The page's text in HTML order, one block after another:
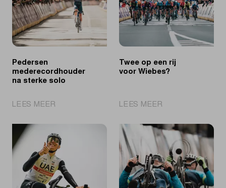
Pedersen
mederecordhouder
na sterke solo
LEES MEER
mederecordhouder
na
sterke
solo
Twee op een rij
voor Wiebes?
LEES MEER
op
een
voor
Wiebes?